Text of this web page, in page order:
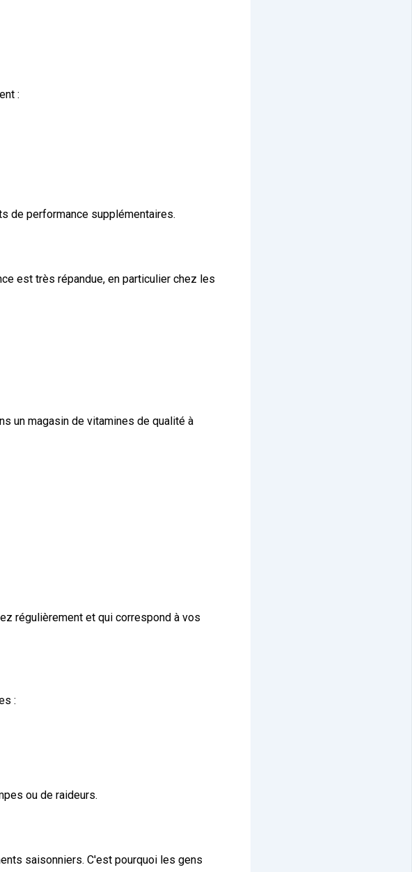
:
de performance supplémentaires.
est très répandue, en particulier chez les
un magasin de vitamines de qualité à
régulièrement et qui correspond à vos
:
ou de raideurs.
saisonniers. C'est pourquoi les gens